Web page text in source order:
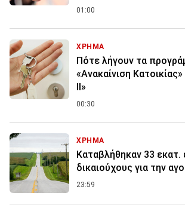
01:00
ΧΡΗΜΑ
Πότε λήγουν τα
«Ανακαίνιση
ΙΙ»
00:30
ΧΡΗΜΑ
Καταβλήθηκαν 33
δικαιούχους για την
23:59